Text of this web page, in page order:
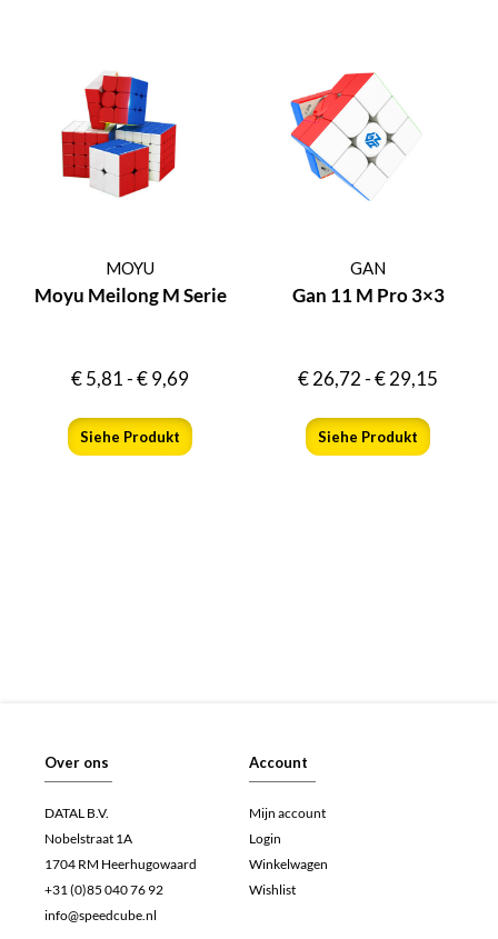
MOYU
Moyu Meilong M Serie
€5,81-€9,69
Siehe Produkt
GAN
Gan 11 M Pro 3×3
€26,72-€29,15
Siehe Produkt
Over ons
DATAL B.V.
Nobelstraat 1A
1704 RM Heerhugowaard
+31 (0)85 040 76 92
info@speedcube.nl
Account
Mijn account
Login
Winkelwagen
Wishlist